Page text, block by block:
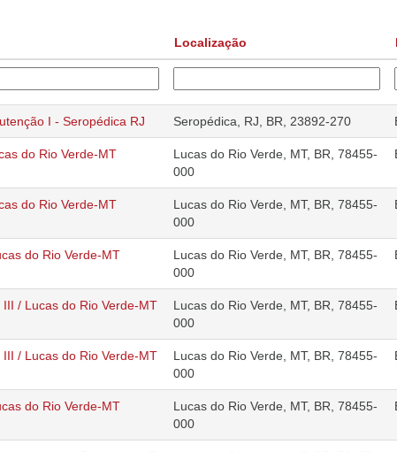
Localização
I - Seropédica RJ Seropédica, RJ, BR, 23892-270
do Rio Verde-MT
Lucas do Rio Verde, MT, BR, 78455-
000
do Rio Verde-MT
Lucas do Rio Verde, MT, BR, 78455-
000
do Rio Verde-MT
Lucas do Rio Verde, MT, BR, 78455-
000
/ Lucas do Rio Verde-MT
Lucas do Rio Verde, MT, BR, 78455-
000
/ Lucas do Rio Verde-MT
Lucas do Rio Verde, MT, BR, 78455-
000
do Rio Verde-MT
Lucas do Rio Verde, MT, BR, 78455-
000